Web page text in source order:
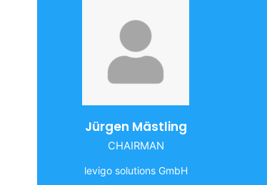
Jürgen Mästling
CHAIRMAN
levigo solutions GmbH